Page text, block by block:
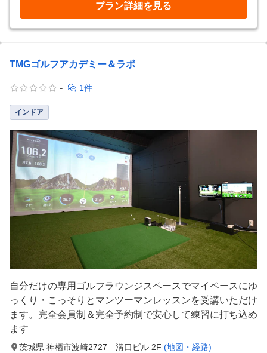
プラン詳細を見る
TMGゴルフアカデミー＆ラボ
- 1件
インドア
自分だけの専用ゴルフラウンジスペースでマイペースにゆ
っくり・こっそりとマンツーマンレッスンを受講いただけ
ます。完全会員制＆完全予約制で安心して練習に打ち込め
ます
茨城県 神栖市波崎2727 溝口ビル 2F (地図・経路)